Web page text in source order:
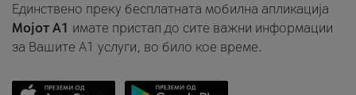
Единствено преку бесплатната мобилна апликација
Мојот A1 имате пристап до сите важни информации
за Вашите A1 услуги, во било кое време.